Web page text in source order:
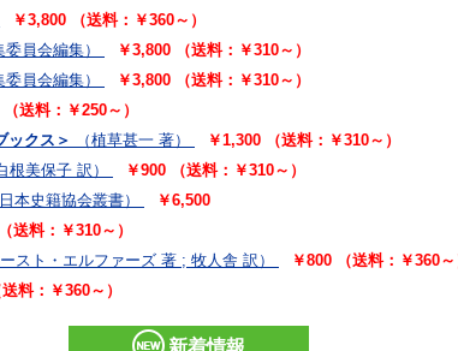
￥3,800 （送料：￥360～）
員会編集）
￥3,800 （送料：￥310～）
員会編集）
￥3,800 （送料：￥310～）
送料：￥250～）
クス＞
（植草甚一 著）
￥1,300 （送料：￥310～）
根美保子 訳）
￥900 （送料：￥310～）
日本史籍協会叢書）
￥6,500
送料：￥310～）
スト・エルファーズ 著 ; 牧人舎 訳）
￥800 （送料：￥360～
料：￥360～）
新着情報